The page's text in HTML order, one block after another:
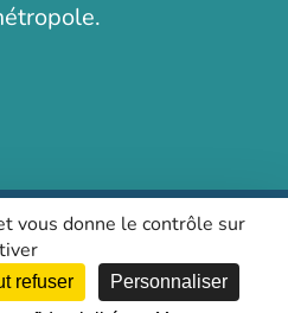
vous donne le contrôle sur
refuser
Personnaliser
SA |Mentions légales|